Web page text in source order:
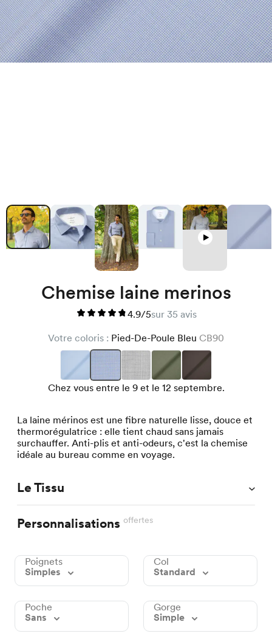
Chemise laine merinos
4.9/5sur 35 avis
Votre coloris : Pied-De-Poule Bleu CB90
Chez vous entre le 9 et le 12 septembre.
La laine mérinos est une fibre naturelle lisse, douce et
thermorégulatrice : elle tient chaud sans jamais
surchauffer. Anti-plis et anti-odeurs, c'est la chemise
idéale au bureau comme en voyage.
Le Tissu
Personnalisations offertes
Poignets
Simples
Col
Standard
Poche
Sans
Gorge
Simple